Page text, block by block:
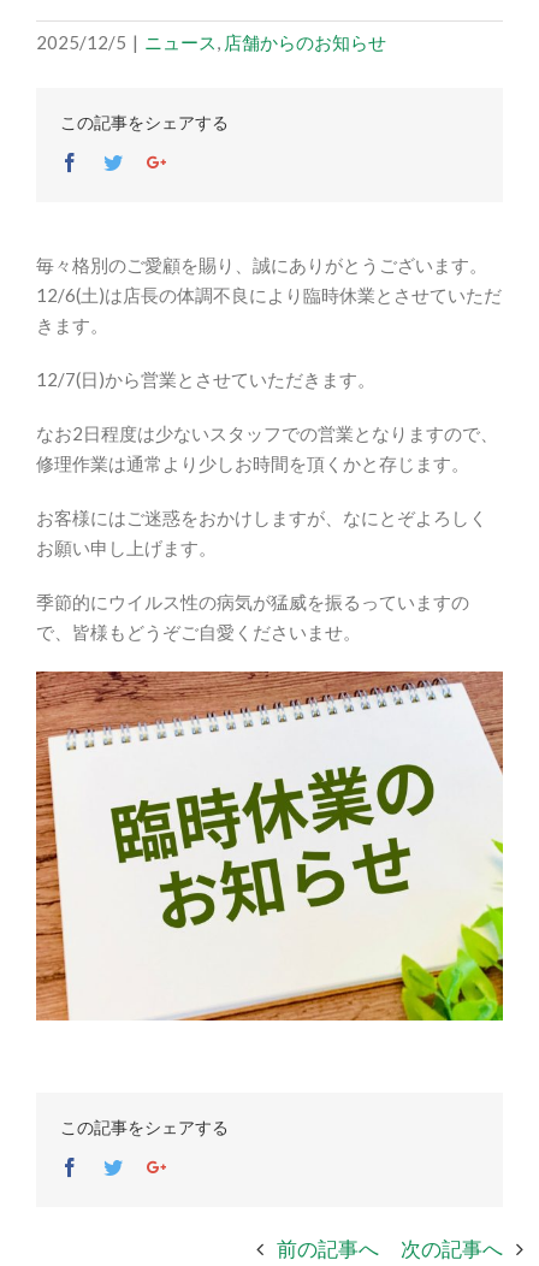
2025/12/5 | ニュース, 店舗からのお知らせ
この記事をシェアする
Facebook
TwitterGoogle+
毎々格別のご愛顧を賜り、誠にありがとうございます。
12/6(土)は店長の体調不良により臨時休業とさせていただ
きます。
12/7(日)から営業とさせていただきます。
なお2日程度は少ないスタッフでの営業となりますので、
修理作業は通常より少しお時間を頂くかと存じます。
お客様にはご迷惑をおかけしますが、なにとぞよろしく
お願い申し上げます。
季節的にウイルス性の病気が猛威を振るっていますの
で、皆様もどうぞご自愛くださいませ。
この記事をシェアする
Facebook
TwitterGoogle+
前の記事へ 次の記事へ